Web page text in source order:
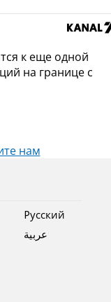
к еще одной
на границе с
нам
Pусский
عربية